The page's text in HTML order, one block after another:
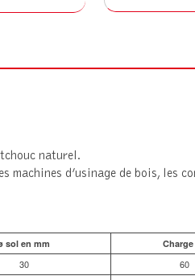
naturel.
d’usinage de bois, les
sol en mm
30 60